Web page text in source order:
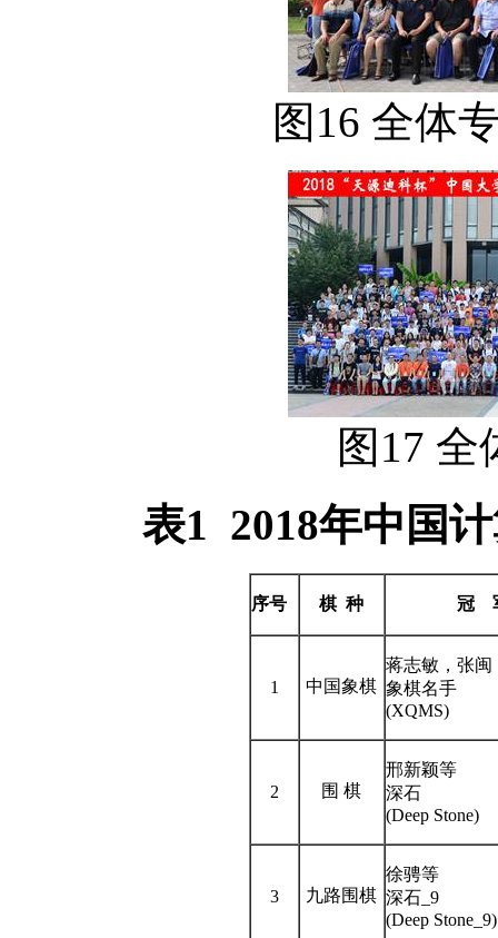
图16 全体
图17
表1 2018年中国
序号 棋 种 冠
1 中国象棋
蒋志敏，张闽
象棋名手
(XQMS)
2 围 棋
邢新颖等
深石
(Deep Stone)
3 九路围棋
徐骋等
深石_9
(Deep Stone_9)